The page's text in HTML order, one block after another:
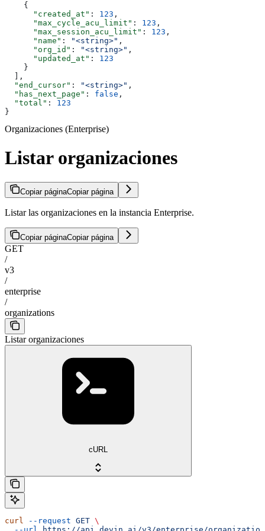
    {
      "created_at"
: 123 ,
      "max_cycle_acu_limit"
: 123 ,
      "max_session_acu_limit"
: 123 ,
      "name"
: "<string>" ,
      "org_id"
: "<string>" ,
      "updated_at"
: 123
    }
  ],
  "end_cursor"
: "<string>" ,
  "has_next_page"
: false ,
  "total"
: 123
}
Organizaciones (Enterprise)
Listar organizaciones
Copiar páginaCopiar página
Listar las organizaciones en la instancia Enterprise.
Copiar páginaCopiar página
GET
/
v3
/
enterprise
/
organizations
Listar organizaciones
cURL
curl --request GET \